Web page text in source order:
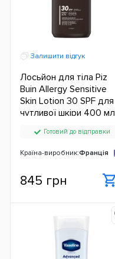
Залишити відгук
Лосьйон для тіла Piz
Buin Allergy Sensitive
Skin Lotion 30 SPF для
чутливої ​​шкіри 400 мл
Готовий до відправки
Країна-виробник:Франція
845 грн